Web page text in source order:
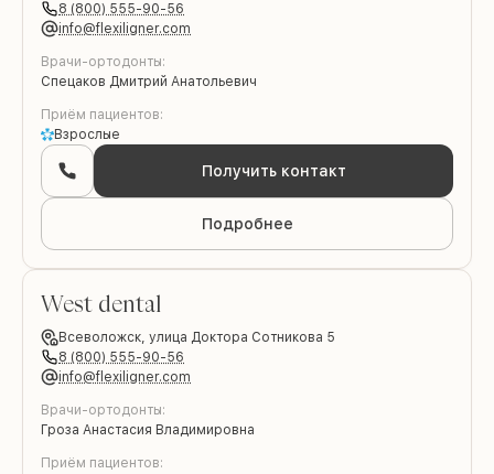
8 (800) 555-90-56
info@flexiligner.com
Врачи-ортодонты:
Спецаков Дмитрий Анатольевич
Приём пациентов:
Взрослые
Получить контакт
Подробнее
West dental
Всеволожск, улица Доктора Сотникова 5
8 (800) 555-90-56
info@flexiligner.com
Врачи-ортодонты:
Гроза Анастасия Владимировна
Приём пациентов: